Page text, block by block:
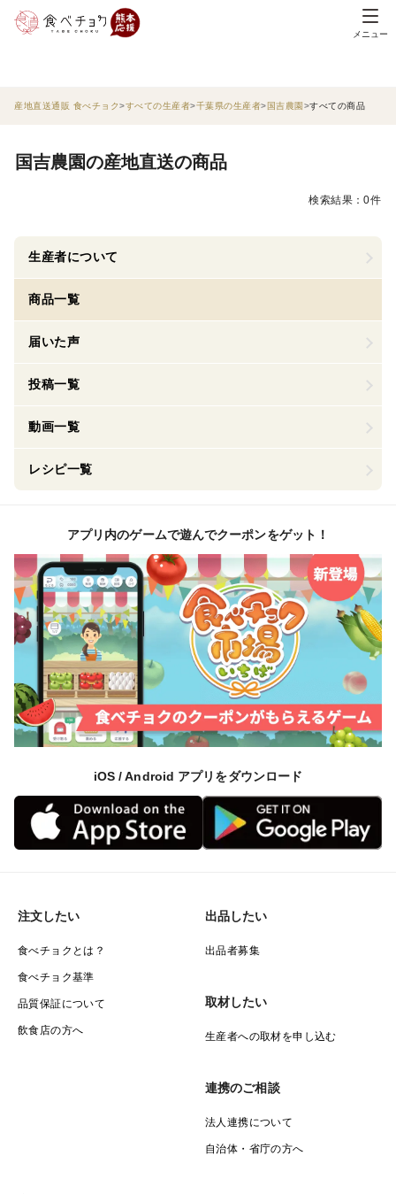
メニュー
産地直送通販 食べチョク すべての生産者 千葉県の生産者 国吉農園 すべての商品
国吉農園の産地直送の商品
検索結果：0件
生産者について
商品一覧
届いた声
投稿一覧
動画一覧
レシピ一覧
アプリ内のゲームで遊んでクーポンをゲット！
iOS / Android アプリをダウンロード
注文したい
食べチョクとは？
食べチョク基準
品質保証について
飲食店の方へ
出品したい
出品者募集
取材したい
生産者への取材を申し込む
連携のご相談
法人連携について
自治体・省庁の方へ